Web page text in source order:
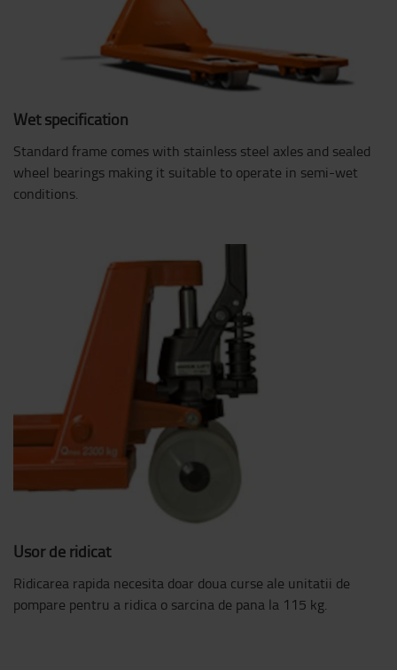
Wet specification
Standard frame comes with stainless steel axles and sealed
wheel bearings making it suitable to operate in semi-wet
conditions.
Usor de ridicat
Ridicarea rapida necesita doar doua curse ale unitatii de
pompare pentru a ridica o sarcina de pana la 115 kg.